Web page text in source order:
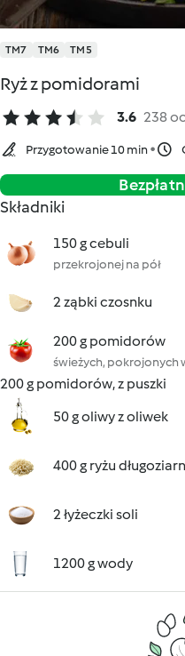
TM7 TM6 TM5
Ryż z pomidorami
3.6 238
Przygotowanie 10 min
Składniki
150 g cebuli
przekrojonej na pół
2 ząbki czosnku
200 g pomidorów
świeżych, pokrojonych
200 g pomidorów, z puszki
50 g oliwy z oliwek
400 g ryżu
2 łyżeczki soli
1200 g wody